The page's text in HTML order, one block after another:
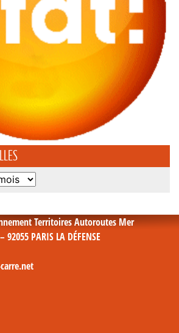
Territoires Autoroutes Mer
92055 PARIS LA DÉFENSE